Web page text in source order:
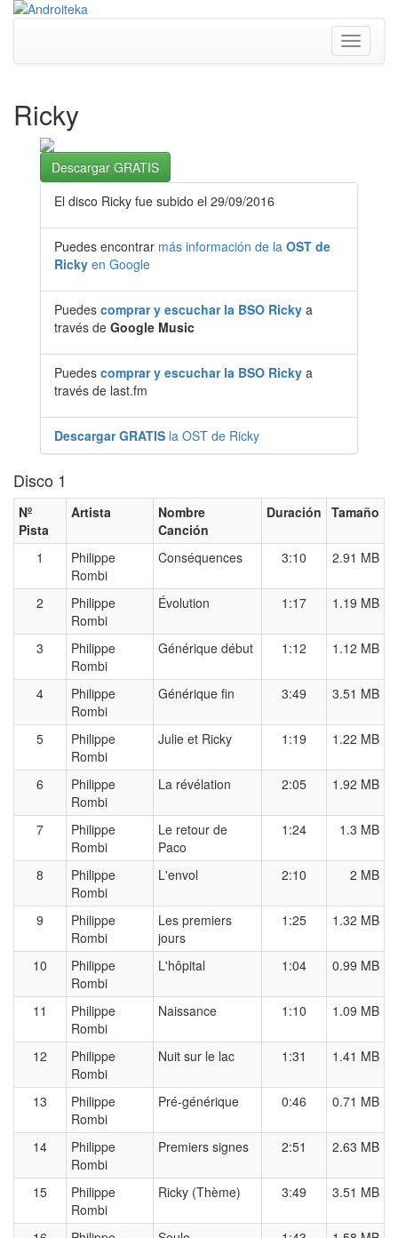
Toggle
Ricky
Descargar GRATIS
El disco Ricky fue subido el 29/09/2016
Puedes encontrar más información de la OST de
Ricky en Google
Puedes comprar y escuchar la BSO Ricky a
través de Google Music
Puedes comprar y escuchar la BSO Ricky a
través de last.fm
Descargar GRATIS la OST de Ricky
Disco 1
Nº
Pista
Artista
Nombre
Canción
Duración Tamaño
1
Philippe
Rombi
Conséquences 3:10 2.91 MB
2
Philippe
Rombi
Évolution 1:17 1.19 MB
3
Philippe
Rombi
Générique début 1:12 1.12 MB
4
Philippe
Rombi
Générique fin 3:49 3.51 MB
5
Philippe
Rombi
Julie et Ricky 1:19 1.22 MB
6
Philippe
Rombi
La révélation 2:05 1.92 MB
7
Philippe
Rombi
Le retour de
Paco
1:24 1.3 MB
8
Philippe
Rombi
L'envol 2:10 2 MB
9
Philippe
Rombi
Les premiers
jours
1:25 1.32 MB
10
Philippe
Rombi
L'hôpital 1:04 0.99 MB
11
Philippe
Rombi
Naissance 1:10 1.09 MB
12
Philippe
Rombi
Nuit sur le lac 1:31 1.41 MB
13
Philippe
Rombi
Pré-générique 0:46 0.71 MB
14
Philippe
Rombi
Premiers signes 2:51 2.63 MB
15
Philippe
Rombi
Ricky (Thème) 3:49 3.51 MB